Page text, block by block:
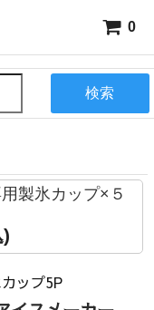
0
検索
製氷カップ×５